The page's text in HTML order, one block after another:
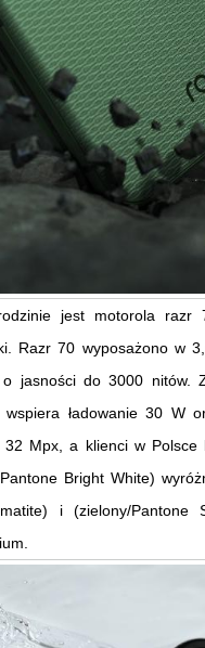
jest motorola
Razr 70 wyposażono w
jasności do 3000 nitów.
ładowanie 30 W
Mpx, a klienci w
Bright White)
i (zielony/